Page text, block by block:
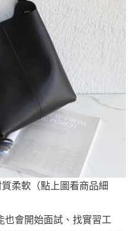
質柔軟（點上圖看商品細
也會開始面試、找實習工